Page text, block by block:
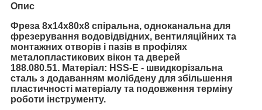
Опис
Фреза 8х14х80х8 спіральна, одноканальна для
фрезерування водовідвідних, вентиляційних та
монтажних отворів і пазів в профілях
металопластикових вікон та дверей
188.080.51. Матеріал: HSS-E - швидкорізальна
сталь з додаванням молібдену для збільшення
пластичності матеріалу та подовження терміну
роботи інструменту.